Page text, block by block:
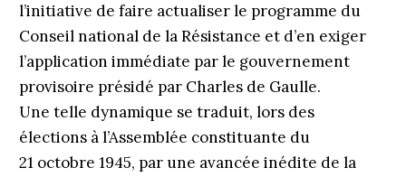
l’initiative de faire actualiser le programme du
Conseil national de la Résistance et d’en exiger
l’application immédiate par le gouvernement
provisoire présidé par Charles de Gaulle.
Une telle dynamique se traduit, lors des
élections à l’Assemblée constituante du
21 octobre 1945, par une avancée inédite de la